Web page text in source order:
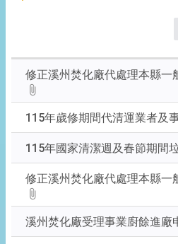
修正溪州焚化廠代處理本縣一
115年歲修期間代清運業者及
115年國家清潔週及春節期間
修正溪州焚化廠代處理本縣一
溪州焚化廠受理事業廚餘進廠